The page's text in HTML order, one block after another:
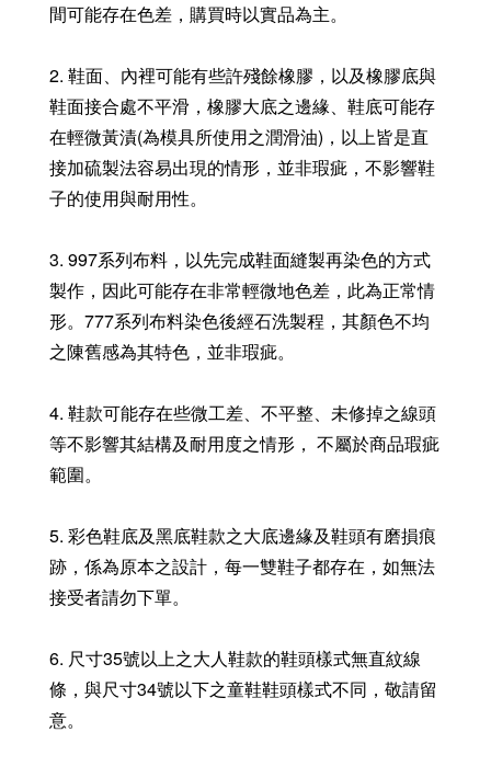
間可能存在色差，購買時以實品為主。
2. 鞋面、內裡可能有些許殘餘橡膠，以及橡膠底與
鞋面接合處不平滑，橡膠大底之邊緣、鞋底可能存
在輕微黃漬(為模具所使用之潤滑油)，以上皆是直
接加硫製法容易出現的情形，並非瑕疵，不影響鞋
子的使用與耐用性。
3. 997系列布料，以先完成鞋面縫製再染色的方式
製作，因此可能存在非常輕微地色差，此為正常情
形。777系列布料染色後經石洗製程，其顏色不均
之陳舊感為其特色，並非瑕疵。
4. 鞋款可能存在些微工差、不平整、未修掉之線頭
等不影響其結構及耐用度之情形， 不屬於商品瑕疵
範圍。
5. 彩色鞋底及黑底鞋款之大底邊緣及鞋頭有磨損痕
跡，係為原本之設計，每一雙鞋子都存在，如無法
接受者請勿下單。
6. 尺寸35號以上之大人鞋款的鞋頭樣式無直紋線
條，與尺寸34號以下之童鞋鞋頭樣式不同，敬請留
意。